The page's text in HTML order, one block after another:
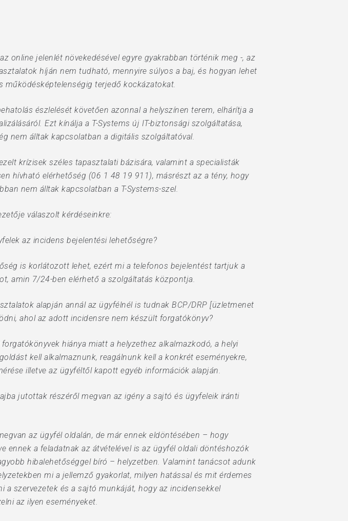
online jelenlét növekedésével egyre gyakrabban történik meg -, az
híján nem tudható, mennyire súlyos a baj, és hogyan lehet
működésképtelenségig terjedő kockázatokat.
észlelését követően azonnal a helyszínen terem, elhárítja a
Ezt kínálja a T-Systems új IT-biztonsági szolgáltatása,
nem álltak kapcsolatban a digitális szolgáltatóval.
krízisek széles tapasztalati bázisára, valamint a specialisták
hívható elérhetőség (06 1 48 19 911), másrészt az a tény, hogy
nem álltak kapcsolatban a T-Systems-szel.
válaszolt kérdéseinkre:
az incidens bejelentési lehetőségre?
is korlátozott lehet, ezért mi a telefonos bejelentést tartjuk a
amin 7/24-ben elérhető a szolgáltatás központja.
alapján annál az ügyfélnél is tudnak BCP/DRP [üzletmenet
ahol az adott incidensre nem készült forgatókönyv?
hiánya miatt a helyzethez alkalmazkodó, a helyi
kell alkalmaznunk, reagálnunk kell a konkrét eseményekre,
illetve az ügyféltől kapott egyéb információk alapján.
jutottak részéről megvan az igény a sajtó és ügyfeleik iránti
az ügyfél oldalán, de már ennek eldöntésében – hogy
ennek a feladatnak az átvételével is az ügyfél oldali döntéshozók
hibalehetőséggel bíró – helyzetben. Valamint tanácsot adunk
mi a jellemző gyakorlat, milyen hatással és mit érdemes
a szervezetek és a sajtó munkáját, hogy az incidensekkel
az ilyen eseményeket.